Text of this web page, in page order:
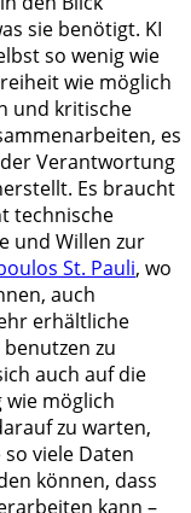
sie benötigt. KI
so wenig wie
wie möglich
und kritische
es
Verantwortung
Es braucht
technische
und Willen zur
St. Pauli, wo
auch
erhältliche
zu
auch auf die
wie möglich
zu warten,
viele Daten
können, dass
kann –